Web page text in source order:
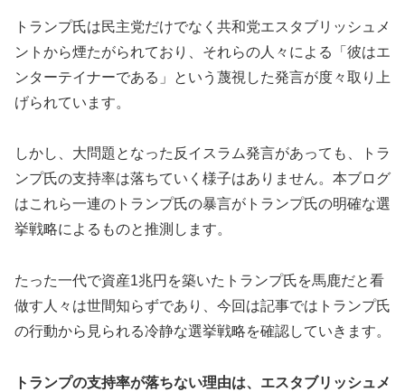
トランプ氏は民主党だけでなく共和党エスタブリッシュメ
ントから煙たがられており、それらの人々による「彼はエ
ンターテイナーである」という蔑視した発言が度々取り上
げられています。
しかし、大問題となった反イスラム発言があっても、トラ
ンプ氏の支持率は落ちていく様子はありません。本ブログ
はこれら一連のトランプ氏の暴言がトランプ氏の明確な選
挙戦略によるものと推測します。
たった一代で資産1兆円を築いたトランプ氏を馬鹿だと看
做す人々は世間知らずであり、今回は記事ではトランプ氏
の行動から見られる冷静な選挙戦略を確認していきます。
トランプの支持率が落ちない理由は、エスタブリッシュメ